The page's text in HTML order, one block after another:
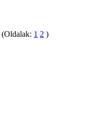
(Oldalak: 1 2 )